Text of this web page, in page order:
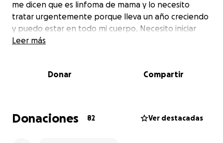
me dicen que es linfoma de mama y lo necesito
tratar urgentemente porque lleva un año creciendo
y puedo estar en todo mi cuerpo. Necesito iniciar
con biopsia de médula, examen extensivo, y
embarazo, lo cual pido un milagro para no llegar a
rápido y con el que llevo viviendo un año por culpa
de un mal diagnóstico
Leer más
Donar Compartir
Donaciones 82 Ver destacadas